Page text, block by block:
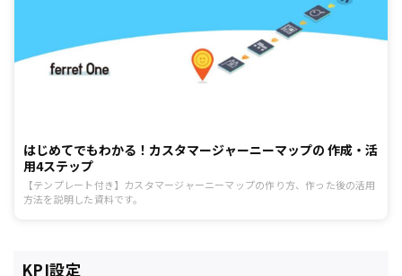
はじめてでもわかる！カスタマージャーニーマップの 作成・活
用4ステップ
【テンプレート付き】カスタマージャーニーマップの作り方、作った後の活用
方法を説明した資料です。
KPI設定